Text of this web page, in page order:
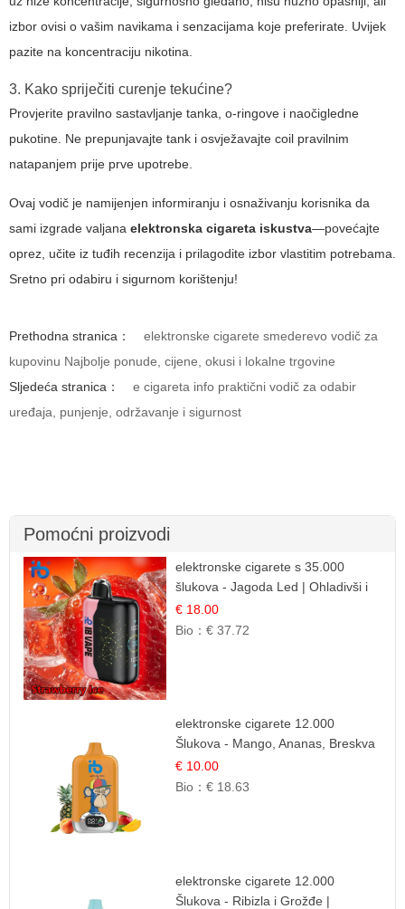
izbor ovisi o vašim navikama i senzacijama koje preferirate. Uvijek
pazite na koncentraciju nikotina.
3. Kako spriječiti curenje tekućine?
Provjerite pravilno sastavljanje tanka, o-ringove i naočigledne
pukotine. Ne prepunjavajte tank i osvježavajte coil pravilnim
natapanjem prije prve upotrebe.
Ovaj vodič je namijenjen informiranju i osnaživanju korisnika da
sami izgrade valjana elektronska cigareta iskustva—povećajte
oprez, učite iz tuđih recenzija i prilagodite izbor vlastitim potrebama.
Sretno pri odabiru i sigurnom korištenju!
Prethodna stranica：
elektronske cigarete smederevo vodič za
kupovinu Najbolje ponude, cijene, okusi i lokalne trgovine
Sljedeća stranica：
e cigareta info praktični vodič za odabir
uređaja, punjenje, održavanje i sigurnost
Pomoćni proizvodi
elektronske cigarete s 35.000
šlukova - Jagoda Led | Ohladivši i
Osježavajući Okus
€ 18.00
Bio：€ 37.72
elektronske cigarete 12.000
Šlukova - Mango, Ananas, Breskva
| Tropska Voćna Mješavina
€ 10.00
Bio：€ 18.63
elektronske cigarete 12.000
Šlukova - Ribizla i Grožđe |